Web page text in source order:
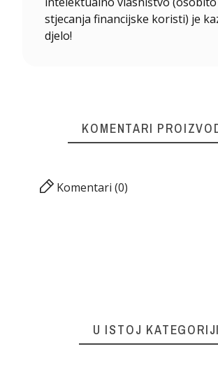
stjecanja financijske koristi) je
djelo!
KOMENTARI
Komentari (0)
U ISTOJ KATEGORIJI